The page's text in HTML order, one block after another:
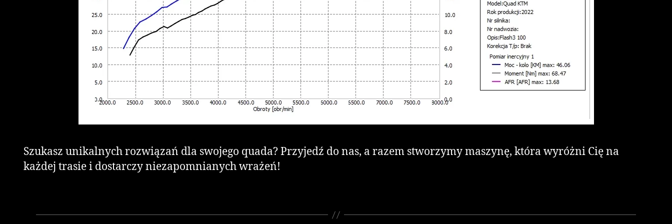
Szukasz unikalnych rozwiązań dla swojego quada? Przyjedź do nas, a razem stworzymy maszynę, która wyróżni Cię na
każdej trasie i dostarczy niezapomnianych wrażeń!